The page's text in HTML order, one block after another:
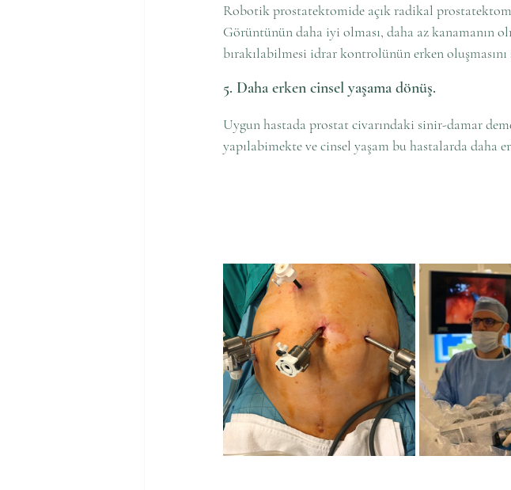
Robotik prostatektomide açık radikal
Görüntünün daha iyi olması, daha az kanamanın
bırakılabilmesi idrar kontrolünün erken
5. Daha erken cinsel yaşama dönüş.
Uygun hastada prostat civarındaki sinir-damar
yapılabimekte ve cinsel yaşam bu hastalarda daha